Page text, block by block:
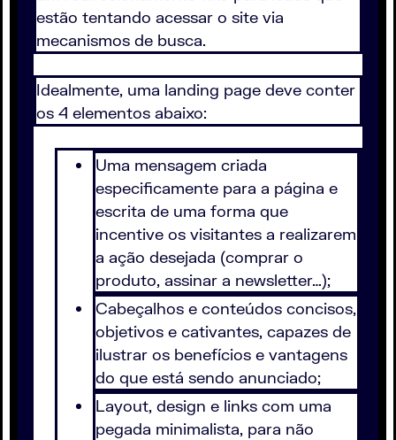
estão tentando acessar o site via
mecanismos de busca.
Idealmente, uma landing page deve conter
os 4 elementos abaixo:
Uma mensagem criada
especificamente para a página e
escrita de uma forma que
incentive os visitantes a realizarem
a ação desejada (comprar o
produto, assinar a newsletter…);
Cabeçalhos e conteúdos concisos,
objetivos e cativantes, capazes de
ilustrar os benefícios e vantagens
do que está sendo anunciado;
Layout, design e links com uma
pegada minimalista, para não